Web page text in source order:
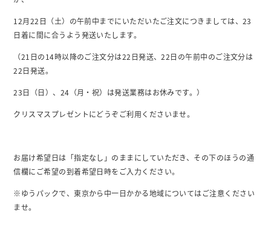
12月22日（土）の午前中までにいただいたご注文につきましては、23
日着に間に合うよう発送いたします。
（21日の14時以降のご注文分は22日発送、22日の午前中のご注文分は
22日発送。
23日（日）、24（月・祝）は発送業務はお休みです。）
クリスマスプレゼントにどうぞご利用くださいませ。
お届け希望日は「指定なし」のままにしていただき、その下のほうの通
信欄にご希望の到着希望日時をご入力ください。
※ゆうパックで、東京から中一日かかる地域についてはご注意ください
ませ。